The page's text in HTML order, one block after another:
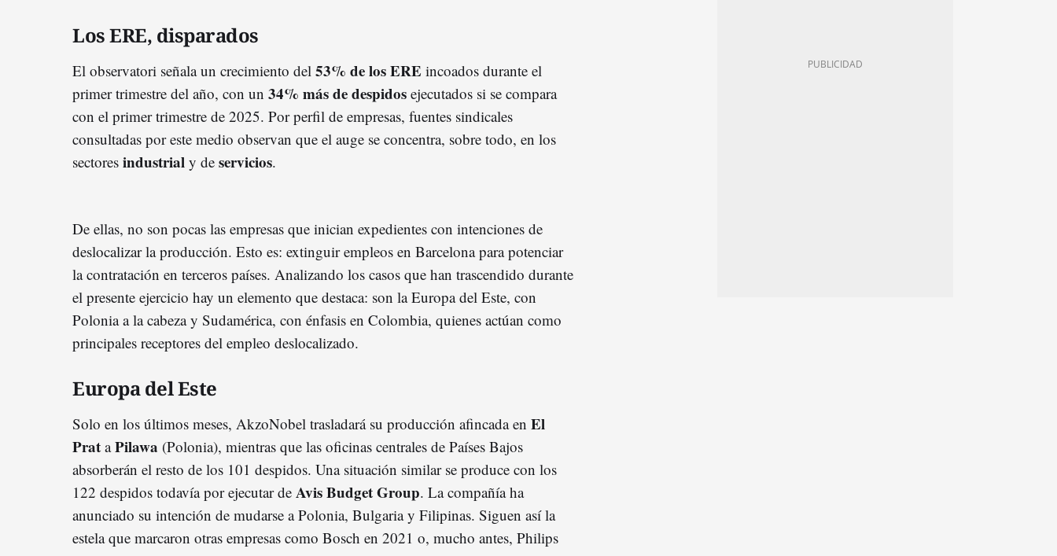
Los ERE, disparados
El observatori señala un crecimiento del 53% de los ERE incoados durante el
primer trimestre del año, con un 34% más de despidos ejecutados si se compara
con el primer trimestre de 2025. Por perfil de empresas, fuentes sindicales
consultadas por este medio observan que el auge se concentra, sobre todo, en los
sectores industrial y de servicios.
De ellas, no son pocas las empresas que inician expedientes con intenciones de
deslocalizar la producción. Esto es: extinguir empleos en Barcelona para potenciar
la contratación en terceros países. Analizando los casos que han trascendido durante
el presente ejercicio hay un elemento que destaca: son la Europa del Este, con
Polonia a la cabeza y Sudamérica, con énfasis en Colombia, quienes actúan como
principales receptores del empleo deslocalizado.
Europa del Este
Solo en los últimos meses, AkzoNobel trasladará su producción afincada en El
Prat aPilawa (Polonia), mientras que las oficinas centrales de Países Bajos
absorberán el resto de los 101 despidos. Una situación similar se produce con los
122 despidos todavía por ejecutar de Avis Budget Group. La compañía ha
anunciado su intención de mudarse a Polonia, Bulgaria y Filipinas. Siguen así la
estela que marcaron otras empresas como Bosch en 2021 o, mucho antes, Philips